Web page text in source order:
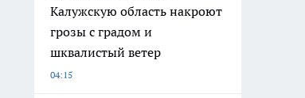
Калужскую область накроют
грозы с градом и
шквалистый ветер
04:15